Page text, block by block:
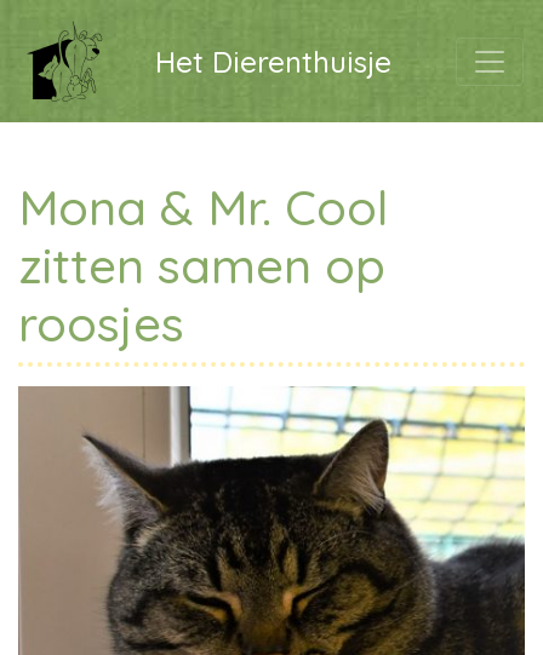
Het Dierenthuisje
Mona & Mr. Cool
zitten samen op
roosjes